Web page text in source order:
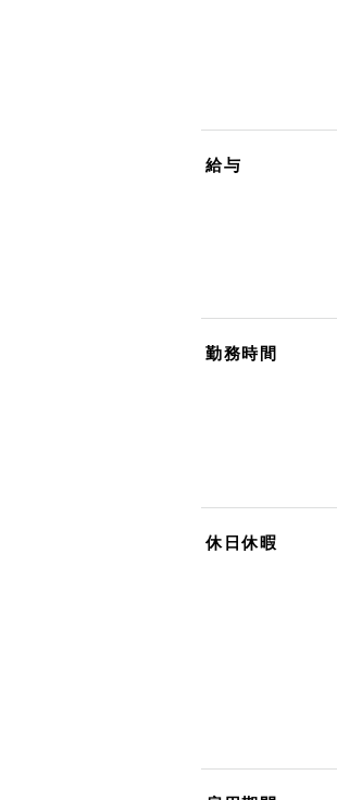
給与
勤務時間
休日休暇